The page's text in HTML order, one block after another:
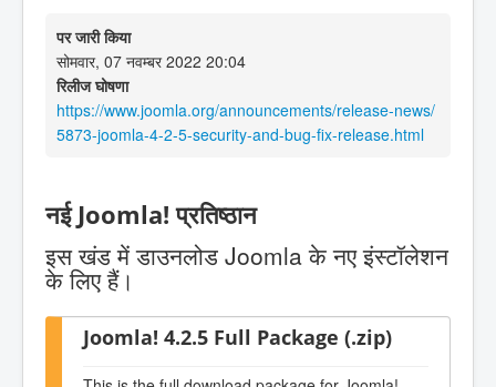
पर जारी किया
सोमवार, 07 नवम्बर 2022 20:04
रिलीज घोषणा
https://www.joomla.org/announcements/release-news/
5873-joomla-4-2-5-security-and-bug-fix-release.html
नई Joomla! प्रतिष्ठान
इस खंड में डाउनलोड Joomla के नए इंस्टॉलेशन
के लिए हैं।
Joomla! 4.2.5 Full Package (.zip)